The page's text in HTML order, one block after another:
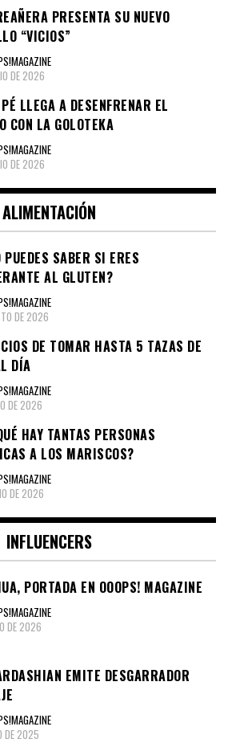
PRESENTA SU NUEVO
“VICIOS”
DE 2026
LLEGA A DESENFRENAR EL
CON LA GOLOTEKA
DE 2026
ALIMENTACIÓN
PUEDES SABER SI ERES
AL GLUTEN?
DE 2026
DE TOMAR HASTA 5 TAZAS DE
DÍA
DE 2026
HAY TANTAS PERSONAS
A LOS MARISCOS?
DE 2026
INFLUENCERS
PORTADA EN OOOPS! MAGAZINE
DE 2026
EMITE DESGARRADOR
DE 2025